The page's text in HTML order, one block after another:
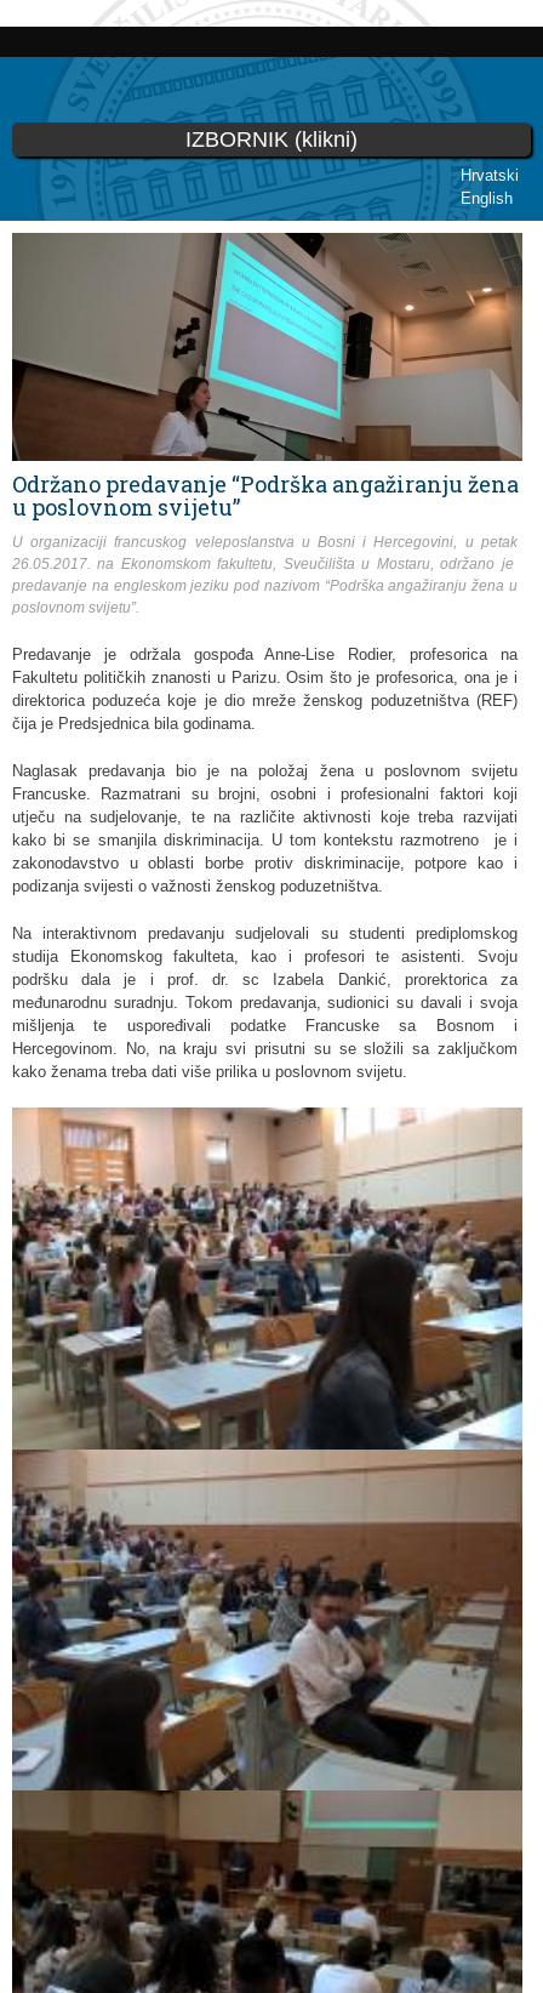
Skoči
glavni
sadržaj
Hrvatski
English
IZBORNIK (klikni)
Održano predavanje “Podrška angažiranju žena
u poslovnom svijetu”
U organizaciji francuskog veleposlanstva u Bosni i Hercegovini, u petak
26.05.2017. na Ekonomskom fakultetu, Sveučilišta u Mostaru, održano je
predavanje na engleskom jeziku pod nazivom “Podrška angažiranju žena u
poslovnom svijetu”.
Predavanje je održala gospođa Anne-Lise Rodier, profesorica na
Fakultetu političkih znanosti u Parizu. Osim što je profesorica, ona je i
direktorica poduzeća koje je dio mreže ženskog poduzetništva (REF)
čija je Predsjednica bila godinama.
Naglasak predavanja bio je na položaj žena u poslovnom svijetu
Francuske. Razmatrani su brojni, osobni i profesionalni faktori koji
utječu na sudjelovanje, te na različite aktivnosti koje treba razvijati
kako bi se smanjila diskriminacija. U tom kontekstu razmotreno je i
zakonodavstvo u oblasti borbe protiv diskriminacije, potpore kao i
podizanja svijesti o važnosti ženskog poduzetništva.
Na interaktivnom predavanju sudjelovali su studenti prediplomskog
studija Ekonomskog fakulteta, kao i profesori te asistenti. Svoju
podršku dala je i prof. dr. sc Izabela Dankić, prorektorica za
međunarodnu suradnju. Tokom predavanja, sudionici su davali i svoja
mišljenja te uspoređivali podatke Francuske sa Bosnom i
Hercegovinom. No, na kraju svi prisutni su se složili sa zaključkom
kako ženama treba dati više prilika u poslovnom svijetu.